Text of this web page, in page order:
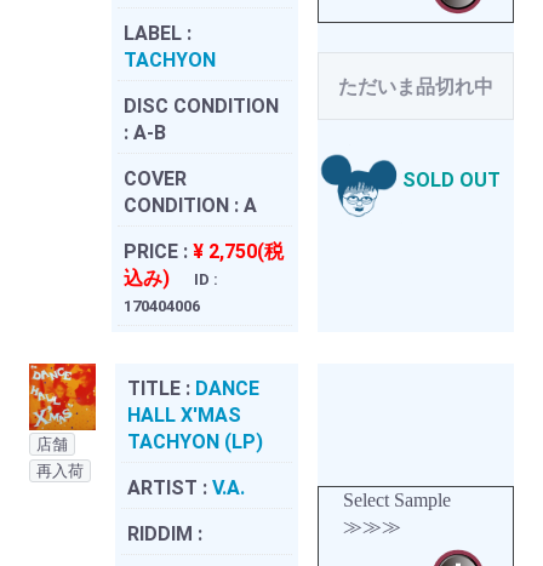
LABEL :
TACHYON
DISC CONDITION
: A-B
COVER
CONDITION : A
PRICE : ¥ 2,750(税
込み)
ID :
170404006
ただいま品切れ中
SOLD OUT
店舗
再入荷
TITLE : DANCE
HALL X'MAS
TACHYON (LP)
ARTIST : V.A.
RIDDIM :
Select Sample
≫≫≫